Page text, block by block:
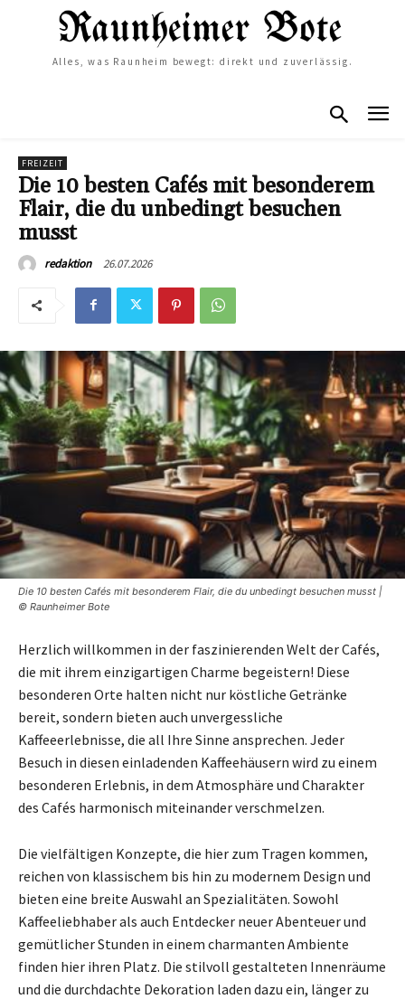
Alles, was Raunheim bewegt: direkt und zuverlässig.
FREIZEIT
Die 10 besten Cafés mit besonderem
Flair, die du unbedingt besuchen
musst
redaktion 26.07.2026
Die 10 besten Cafés mit besonderem Flair, die du unbedingt besuchen musst |
© Raunheimer Bote
Herzlich willkommen in der faszinierenden Welt der Cafés,
die mit ihrem einzigartigen Charme begeistern! Diese
besonderen Orte halten nicht nur köstliche Getränke
bereit, sondern bieten auch unvergessliche
Kaffeeerlebnisse, die all Ihre Sinne ansprechen. Jeder
Besuch in diesen einladenden Kaffeehäusern wird zu einem
besonderen Erlebnis, in dem Atmosphäre und Charakter
des Cafés harmonisch miteinander verschmelzen.
Die vielfältigen Konzepte, die hier zum Tragen kommen,
reichen von klassischem bis hin zu modernem Design und
bieten eine breite Auswahl an Spezialitäten. Sowohl
Kaffeeliebhaber als auch Entdecker neuer Abenteuer und
gemütlicher Stunden in einem charmanten Ambiente
finden hier ihren Platz. Die stilvoll gestalteten Innenräume
und die durchdachte Dekoration laden dazu ein, länger zu